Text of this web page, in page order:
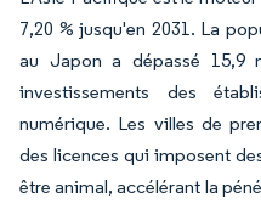
7,20 % jusqu'en 2031. La
au Japon a dépassé 15,9
investissements des
numérique. Les villes de
des licences qui imposent
être animal, accélérant la